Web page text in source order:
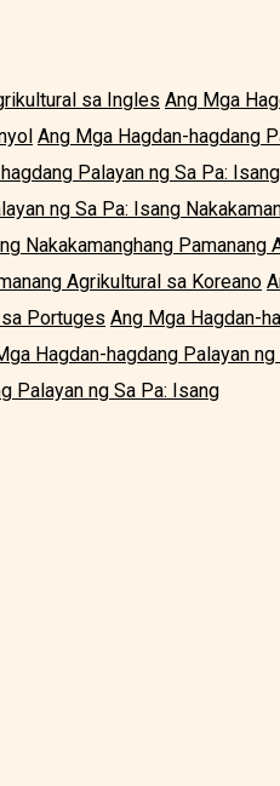
sa Ingles Ang Mga
Ang Mga Hagdan-hagdang
Palayan ng Sa Pa: Isang
ng Sa Pa: Isang
Nakakamanghang Pamanang
Agrikultural sa Koreano
sa Portuges Ang Mga Hagdan-
Hagdan-hagdang Palayan ng
Palayan ng Sa Pa: Isang